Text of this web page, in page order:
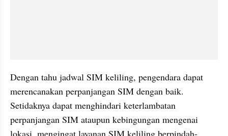
Dengan tahu jadwal SIM keliling, pengendara dapat
merencanakan perpanjangan SIM dengan baik.
Setidaknya dapat menghindari keterlambatan
perpanjangan SIM ataupun kebingungan mengenai
lokasi, mengingat layanan SIM keliling berpindah-